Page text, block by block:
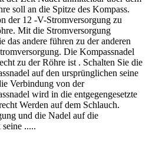
soll an die Spitze des Kompass.
der 12 -V-Stromversorgung zu
Mit die Stromversorgung
das andere führen zu der anderen
Die Kompassnadel
zu der Röhre ist . Schalten Sie die
auf den ursprünglichen seine
Verbindung von der
wird in die entgegengesetzte
Werden auf dem Schlauch.
und die Nadel auf die
.....